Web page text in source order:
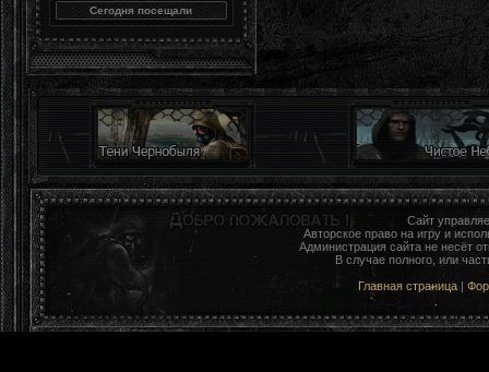
Сайт
Авторское право на игру и
Администрация сайта не несёт
В случае полного, или
Главная страница |